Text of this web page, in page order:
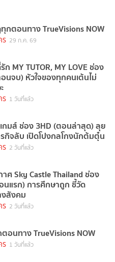
กตอนทาง TrueVisions NOW
ร 29 ก.ค. 69
ก MY TUTOR, MY LOVE ช่อง
นจบ) หัวใจของทุกคนเต้นไม่
ร 1 วันที่แล้ว
กมส์ ช่อง 3HD (ตอนล่าสุด) ลุย
กิจลับ เปิดโปงกลโกงนักต้มตุ๋น
ร 2 วันที่แล้ว
ศ Sky Castle Thailand ช่อง
นแรก) การศึกษาถูก ชี้วัด
สังคม
ร 2 วันที่แล้ว
อนทาง TrueVisions NOW
ร 1 วันที่แล้ว